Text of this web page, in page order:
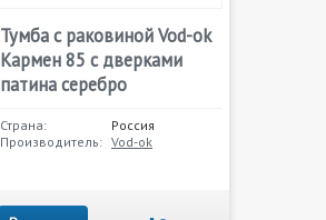
Тумба с раковиной Vod-ok
Кармен 85 с дверками
патина серебро
Страна:
Россия
Производитель: Vod-ok